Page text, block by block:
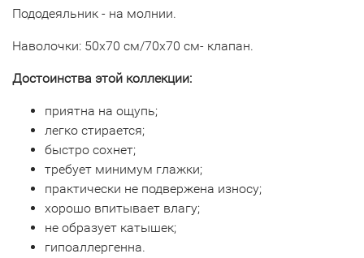
Пододеяльник - на молнии.
Наволочки: 50х70 см/70х70 см- клапан.
Достоинства этой коллекции:
приятна на ощупь;
легко стирается;
быстро сохнет;
требует минимум глажки;
практически не подвержена износу;
хорошо впитывает влагу;
не образует катышек;
гипоаллергенна.